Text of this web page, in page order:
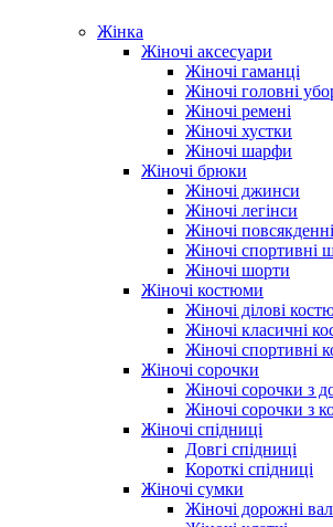
Жінка
Жіночі аксесуари
Жіночі гаманці
Жіночі головні
Жіночі ремені
Жіночі хустки
Жіночі шарфи
Жіночі брюки
Жіночі джинси
Жіночі легінси
Жіночі
Жіночі спортивні
Жіночі шорти
Жіночі костюми
Жіночі ділові
Жіночі класичні
Жіночі спортивні
Жіночі сорочки
Жіночі сорочки з
Жіночі сорочки з
Жіночі спідниці
Довгі спідниці
Короткі спідниці
Жіночі сумки
Жіночі дорожні